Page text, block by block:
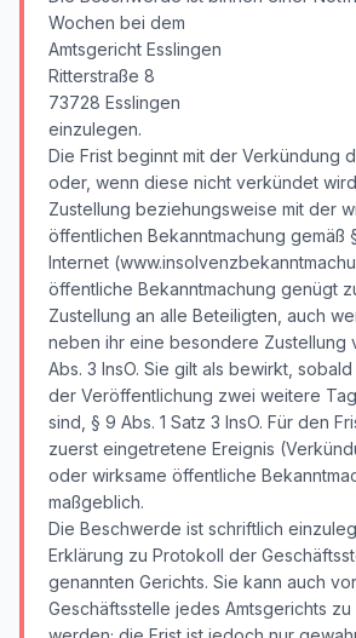
Wochen bei dem
Amtsgericht Esslingen
Ritterstraße 8
73728 Esslingen
einzulegen.
Die Frist beginnt mit der Verkündung
oder, wenn diese nicht verkündet
Zustellung beziehungsweise mit der
öffentlichen Bekanntmachung gemäß
Internet
öffentliche Bekanntmachung genügt
Zustellung an alle Beteiligten, auch
neben ihr eine besondere Zustellung
Abs. 3 InsO. Sie gilt als bewirkt,
der Veröffentlichung zwei weitere
sind, § 9 Abs. 1 Satz 3 InsO. Für den
zuerst eingetretene Ereignis
oder wirksame öffentliche
maßgeblich.
Die Beschwerde ist schriftlich
Erklärung zu Protokoll der
genannten Gerichts. Sie kann auch
Geschäftsstelle jedes Amtsgerichts